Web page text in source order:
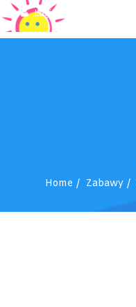
Login/Signup
Home Zabawy